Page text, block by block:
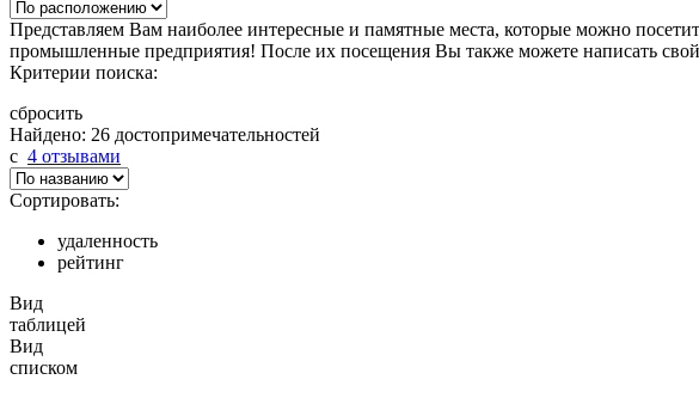
Представляем Вам наиболее интересные и памятные места, которые можно
промышленные предприятия! После их посещения Вы также можете написать
Критерии поиска:
сбросить
Найдено: 26 достопримечательностей
c 4 отзывами
Сортировать:
удаленность
рейтинг
Вид
таблицей
Вид
списком